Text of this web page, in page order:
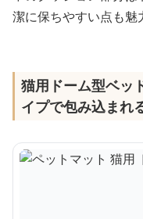
潔に保ちやすい点も魅
猫用ドーム型ベッ
イプで包み込まれ